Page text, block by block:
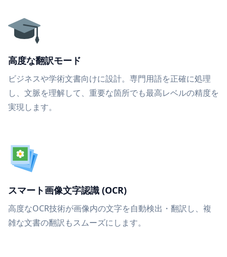
高度な翻訳モード
ビジネスや学術文書向けに設計。専門用語を正確に処理
し、文脈を理解して、重要な箇所でも最高レベルの精度を
実現します。
スマート画像文字認識 (OCR)
高度なOCR技術が画像内の文字を自動検出・翻訳し、複
雑な文書の翻訳もスムーズにします。